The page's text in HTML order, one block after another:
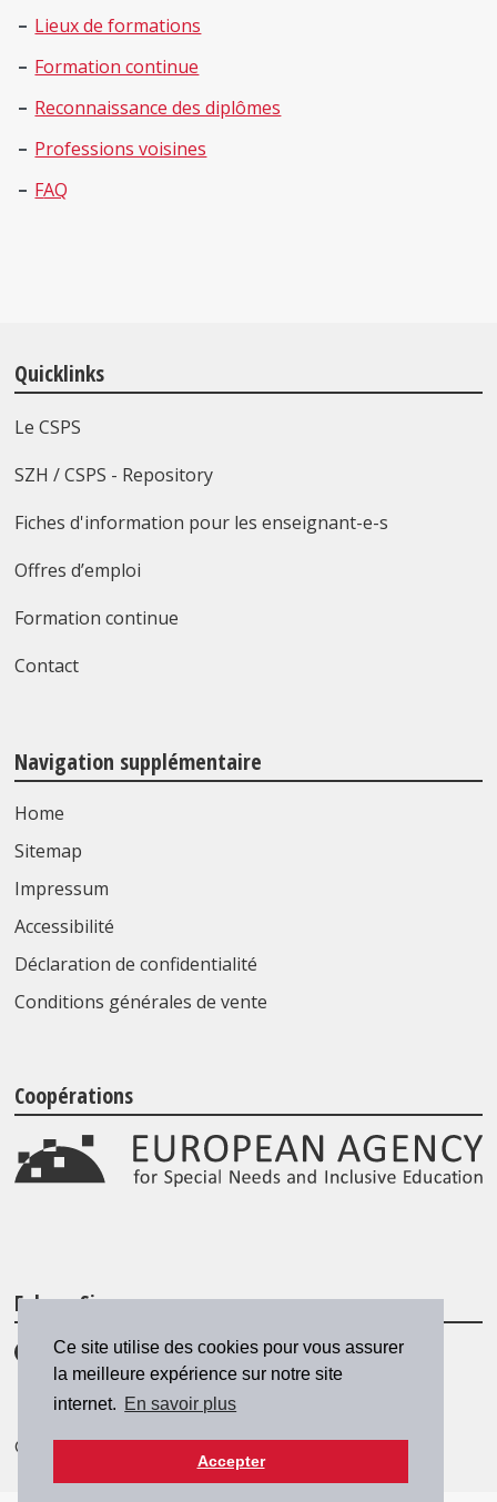
Ce site utilise des cookies pour vous assurer
la meilleure expérience sur notre site
internet. En savoir plus
Accepter
Lieux de formations
Formation continue
Reconnaissance des diplômes
Professions voisines
FAQ
Quicklinks
Le CSPS
SZH / CSPS - Repository
Fiches d'information pour les enseignant-e-s
Offres d’emploi
Formation continue
Contact
Navigation supplémentaire
Home
Sitemap
Impressum
Accessibilité
Déclaration de confidentialité
Conditions générales de vente
Coopérations
Folgen Sie uns
© 2026 SZH/CSPS|csps@csps.ch